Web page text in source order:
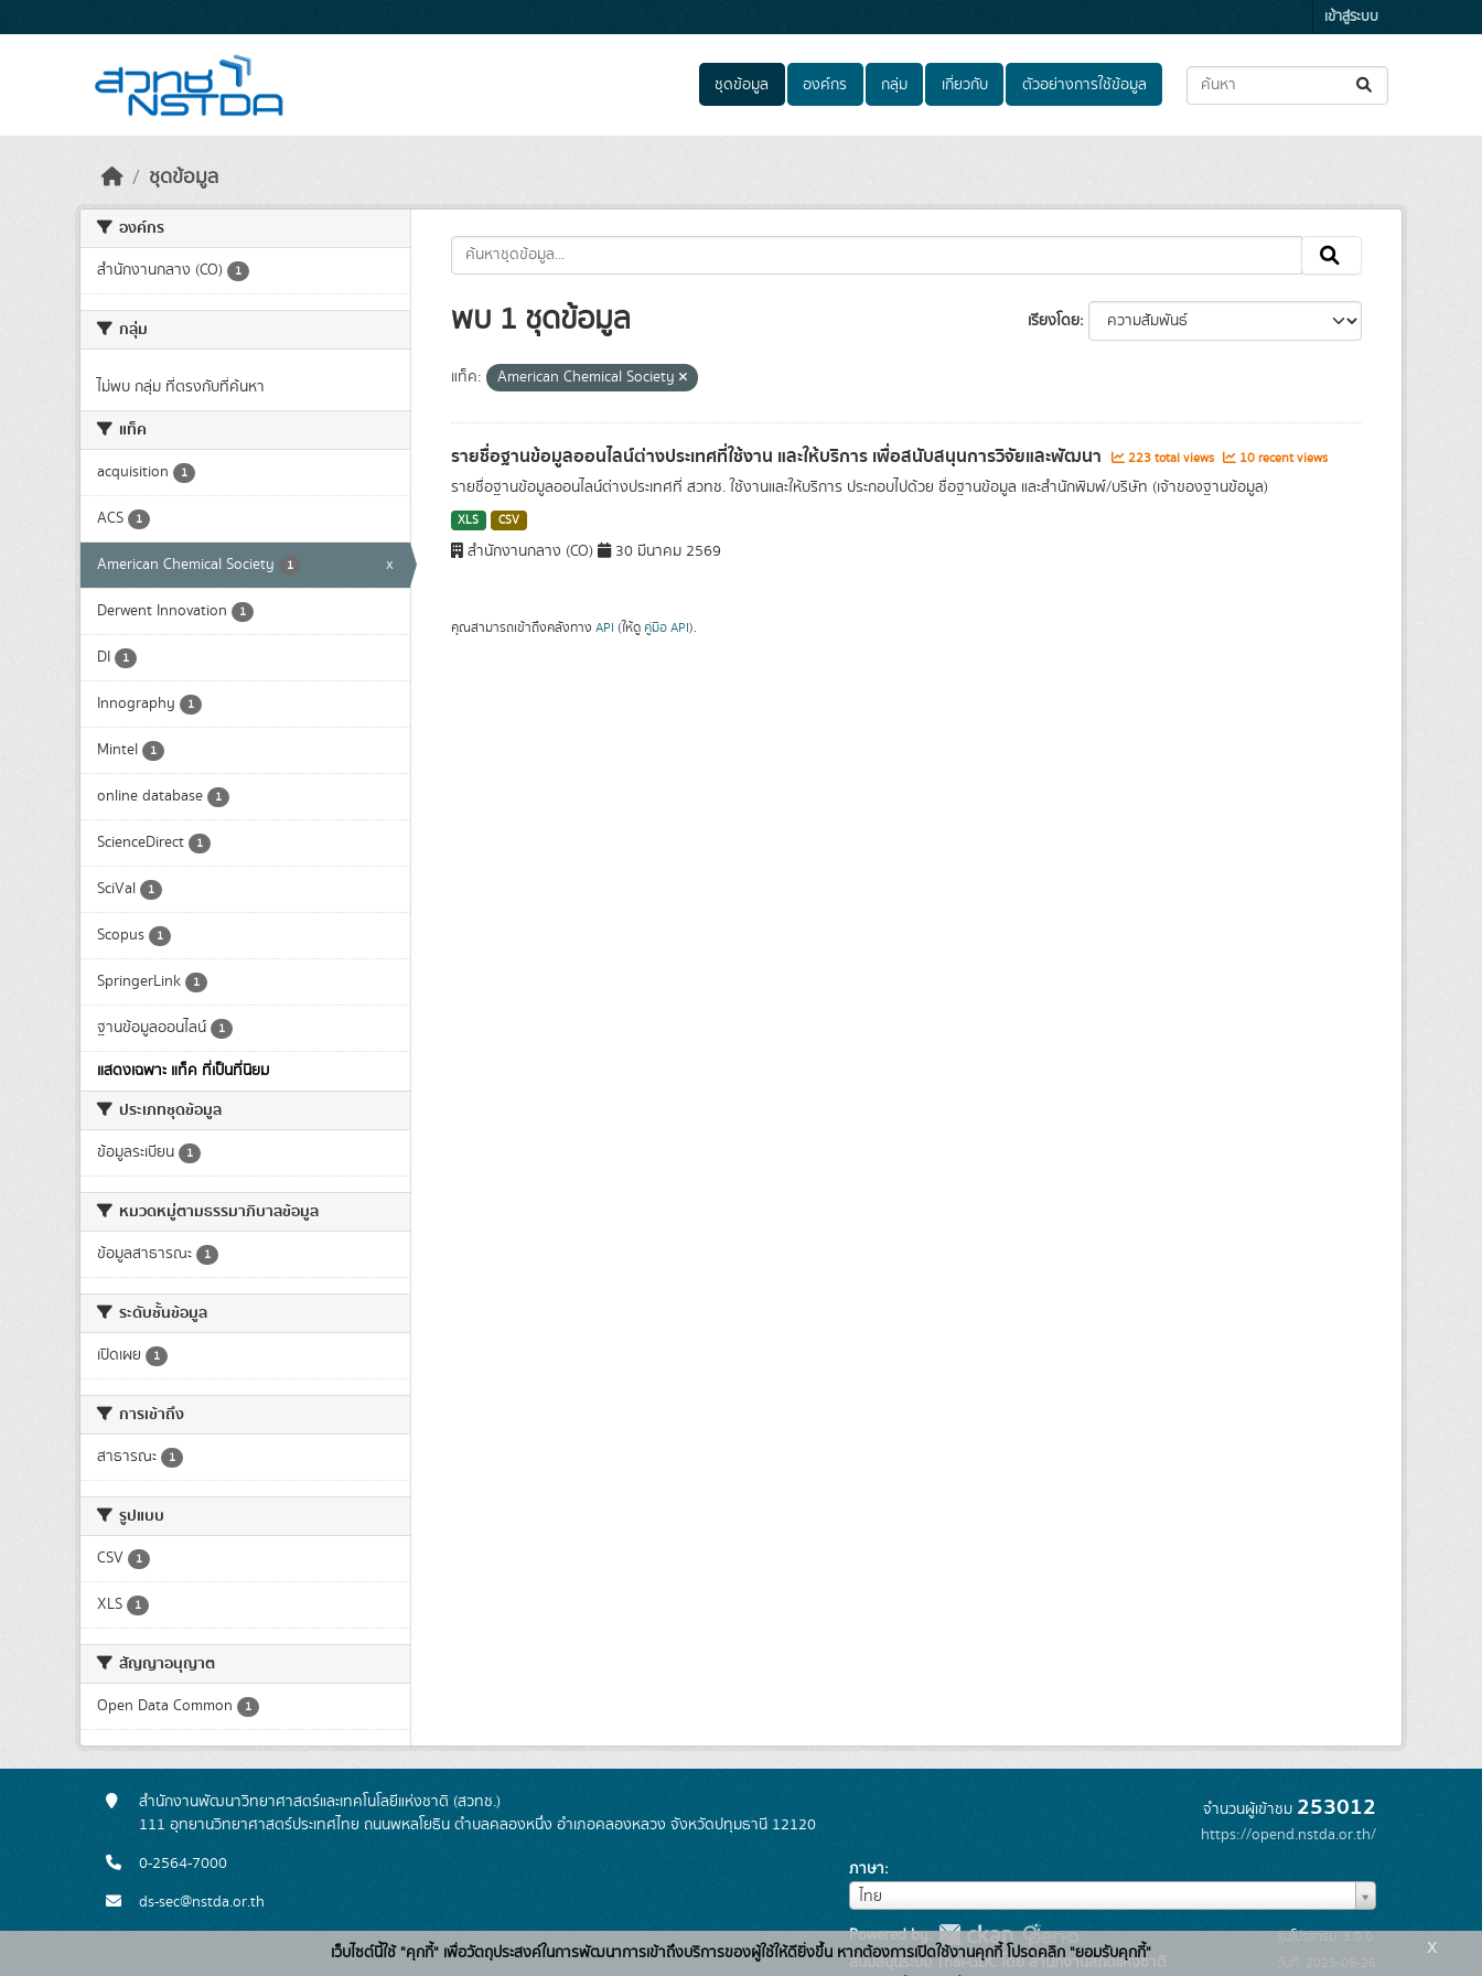
เข้าสู่ระบบ
ชุดข้อมูล องค์กร กลุ่ม เกี่ยวกับ ตัวอย่างการใช้ข้อมูล
ชุดข้อมูล
องค์กร
สำนักงานกลาง (CO) 1
กลุ่ม
ไม่พบ กลุ่ม ที่ตรงกับที่ค้นหา
แท็ค
acquisition 1
ACS 1
American Chemical Society 1 x
Derwent Innovation 1
DI 1
Innography 1
Mintel 1
online database 1
ScienceDirect 1
SciVal 1
Scopus 1
SpringerLink 1
ฐานข้อมูลออนไลน์ 1
แสดงเฉพาะ แท็ค ที่เป็นที่นิยม
ประเภทชุดข้อมูล
ข้อมูลระเบียน 1
หมวดหมู่ตามธรรมาภิบาลข้อมูล
ข้อมูลสาธารณะ 1
ระดับชั้นข้อมูล
เปิดเผย 1
การเข้าถึง
สาธารณะ 1
รูปแบบ
CSV 1
XLS 1
สัญญาอนุญาต
Open Data Common 1
เรียงโดย
พบ 1 ชุดข้อมูล
แท็ค: American Chemical Society
รายชื่อฐานข้อมูลออนไลน์ต่างประเทศที่ใช้งาน และให้บริการ เพื่อสนับสนุนการวิจัยและพัฒนา 223 total views 10 recent views
รายชื่อฐานข้อมูลออนไลน์ต่างประเทศที่ สวทช. ใช้งานและให้บริการ ประกอบไปด้วย ชื่อฐานข้อมูล และสำนักพิมพ์/บริษัท (เจ้าของฐานข้อมูล)
XLS CSV
สำนักงานกลาง (CO) 30 มีนาคม 2569
คุณสามารถเข้าถึงคลังทาง API (ให้ดู คู่มือ API).
สำนักงานพัฒนาวิทยาศาสตร์และเทคโนโลยีแห่งชาติ (สวทช.)
111 อุทยานวิทยาศาสตร์ประเทศไทย ถนนพหลโยธิน ตำบลคลองหนึ่ง อำเภอคลองหลวง จังหวัดปทุมธานี 12120
0-2564-7000
ds-sec@nstda.or.th
จำนวนผู้เข้าชม 253012
https://opend.nstda.or.th/
ภาษา
ไทย
ภาษา
Powered by:
สนับสนุนระบบ Thai-GDC โดย สำนักงานสถิติแห่งชาติ
รุ่นโปรแกรม: 3.0.0
วันที่: 2025-06-26
เว็บไซต์นี้ใช้ "คุกกี้" เพื่อวัตถุประสงค์ในการพัฒนาการเข้าถึงบริการของผู้ใช้ให้ดียิ่งขึ้น หากต้องการเปิดใช้งานคุกกี้ โปรดคลิก "ยอมรับคุกกี้" x